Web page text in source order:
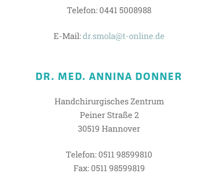
Telefon: 0441 5008988
E-Mail:dr.smola@t-online.de
DR. MED. ANNINA DONNER
Handchirurgisches Zentrum
Peiner Straße 2
30519 Hannover
Telefon: 0511 98599810
Fax: 0511 98599819